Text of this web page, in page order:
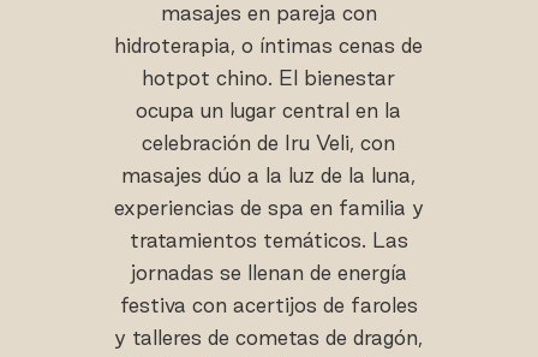
masajes en pareja con
hidroterapia, o íntimas cenas de
hotpot chino. El bienestar
ocupa un lugar central en la
celebración de Iru Veli, con
masajes dúo a la luz de la luna,
experiencias de spa en familia y
tratamientos temáticos. Las
jornadas se llenan de energía
festiva con acertijos de faroles
y talleres de cometas de dragón,